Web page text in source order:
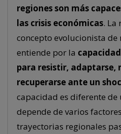
regiones son más
las crisis económicas. La
concepto evolucionista de
entiende por la
para resistir, adaptarse,
recuperarse ante un
capacidad es diferente
depende de varios
trayectorias regionales